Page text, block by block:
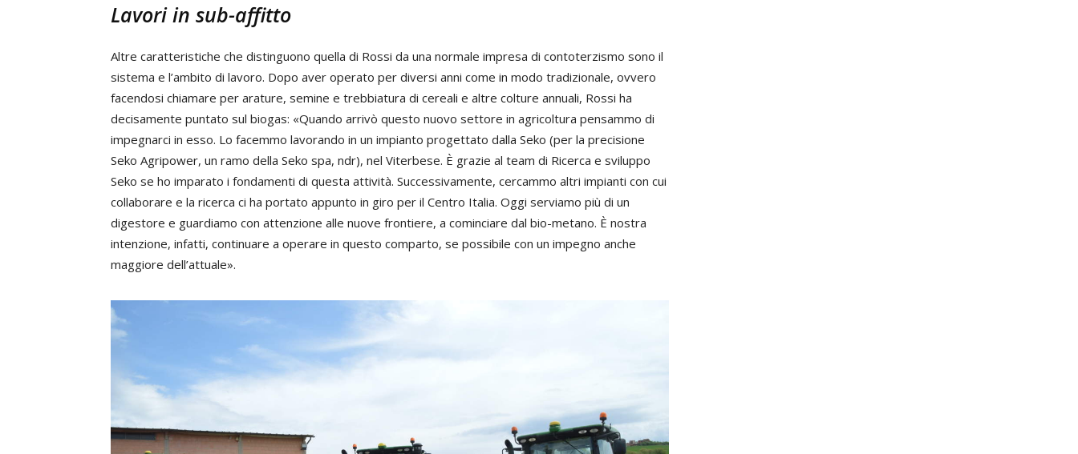
Lavori in sub-affitto
Altre caratteristiche che distinguono quella di Rossi da una normale impresa di contoterzismo sono il
sistema e l’ambito di lavoro. Dopo aver operato per diversi anni come in modo tradizionale, ovvero
facendosi chiamare per arature, semine e trebbiatura di cereali e altre colture annuali, Rossi ha
decisamente puntato sul biogas: «Quando arrivò questo nuovo settore in agricoltura pensammo di
impegnarci in esso. Lo facemmo lavorando in un impianto progettato dalla Seko (per la precisione
Seko Agripower, un ramo della Seko spa, ndr), nel Viterbese. È grazie al team di Ricerca e sviluppo
Seko se ho imparato i fondamenti di questa attività. Successivamente, cercammo altri impianti con cui
collaborare e la ricerca ci ha portato appunto in giro per il Centro Italia. Oggi serviamo più di un
digestore e guardiamo con attenzione alle nuove frontiere, a cominciare dal bio-metano. È nostra
intenzione, infatti, continuare a operare in questo comparto, se possibile con un impegno anche
maggiore dell’attuale».